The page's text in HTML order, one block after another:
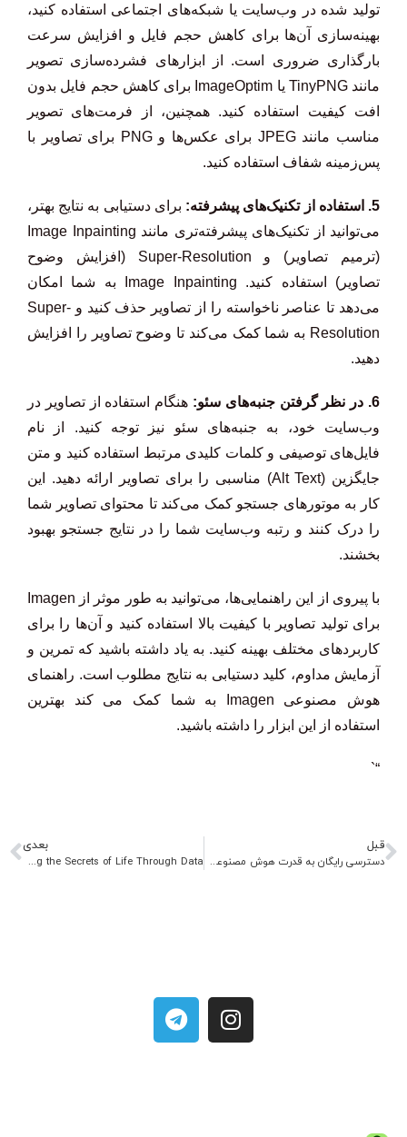
تولید شده در وب‌سایت یا شبکه‌های اجتماعی استفاده کنید،
بهینه‌سازی آن‌ها برای کاهش حجم فایل و افزایش سرعت
بارگذاری ضروری است. از ابزارهای فشرده‌سازی تصویر
مانند TinyPNG یا ImageOptim برای کاهش حجم فایل بدون
افت کیفیت استفاده کنید. همچنین، از فرمت‌های تصویر
مناسب مانند JPEG برای عکس‌ها و PNG برای تصاویر با
پس‌زمینه شفاف استفاده کنید.
5. استفاده از تکنیک‌های پیشرفته:
برای دستیابی به نتایج بهتر،
می‌توانید از تکنیک‌های پیشرفته‌تری مانند Image Inpainting
(ترمیم تصاویر) و Super-Resolution (افزایش وضوح
تصاویر) استفاده کنید. Image Inpainting به شما امکان
می‌دهد تا عناصر ناخواسته را از تصاویر حذف کنید و Super-
Resolution به شما کمک می‌کند تا وضوح تصاویر را افزایش
دهید.
6. در نظر گرفتن جنبه‌های سئو:
هنگام استفاده از تصاویر در
وب‌سایت خود، به جنبه‌های سئو نیز توجه کنید. از نام
فایل‌های توصیفی و کلمات کلیدی مرتبط استفاده کنید و متن
جایگزین (Alt Text) مناسبی را برای تصاویر ارائه دهید. این
کار به موتورهای جستجو کمک می‌کند تا محتوای تصاویر شما
را درک کنند و رتبه وب‌سایت شما را در نتایج جستجو بهبود
بخشند.
با پیروی از این راهنمایی‌ها، می‌توانید به طور موثر از Imagen
برای تولید تصاویر با کیفیت بالا استفاده کنید و آن‌ها را برای
کاربردهای مختلف بهینه کنید. به یاد داشته باشید که تمرین و
آزمایش مداوم، کلید دستیابی به نتایج مطلوب است. راهنمای
هوش مصنوعی Imagen به شما کمک می کند بهترین
استفاده از این ابزار را داشته باشید.
“`
قبل
دسترسی رایگان به قدرت هوش مصنوعی: راهنمای جامع منابع API
بعدی
Bioinformatics: Unlocking the Secrets of Life Through Data